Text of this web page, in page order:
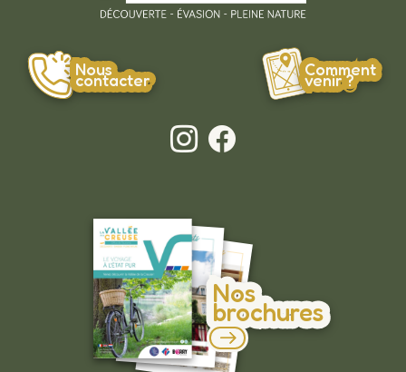
Nous
contacter
Comment
venir ?
Nos
brochures